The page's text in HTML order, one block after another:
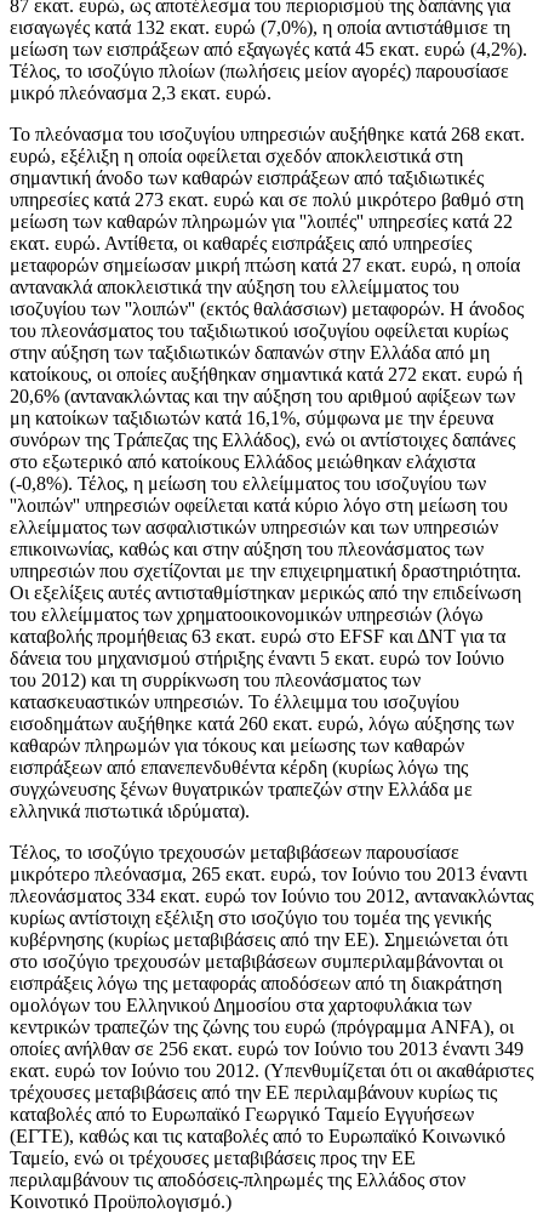
87 εκατ. ευρώ, ως αποτέλεσμα του περιορισμού της δαπάνης για
εισαγωγές κατά 132 εκατ. ευρώ (7,0%), η οποία αντιστάθμισε τη
μείωση των εισπράξεων από εξαγωγές κατά 45 εκατ. ευρώ (4,2%).
Τέλος, το ισοζύγιο πλοίων (πωλήσεις μείον αγορές) παρουσίασε
μικρό πλεόνασμα 2,3 εκατ. ευρώ.
Το πλεόνασμα του ισοζυγίου υπηρεσιών αυξήθηκε κατά 268 εκατ.
ευρώ, εξέλιξη η οποία οφείλεται σχεδόν αποκλειστικά στη
σημαντική άνοδο των καθαρών εισπράξεων από ταξιδιωτικές
υπηρεσίες κατά 273 εκατ. ευρώ και σε πολύ μικρότερο βαθμό στη
μείωση των καθαρών πληρωμών για ''λοιπές'' υπηρεσίες κατά 22
εκατ. ευρώ. Αντίθετα, οι καθαρές εισπράξεις από υπηρεσίες
μεταφορών σημείωσαν μικρή πτώση κατά 27 εκατ. ευρώ, η οποία
αντανακλά αποκλειστικά την αύξηση του ελλείμματος του
ισοζυγίου των ''λοιπών'' (εκτός θαλάσσιων) μεταφορών. Η άνοδος
του πλεονάσματος του ταξιδιωτικού ισοζυγίου οφείλεται κυρίως
στην αύξηση των ταξιδιωτικών δαπανών στην Ελλάδα από μη
κατοίκους, οι οποίες αυξήθηκαν σημαντικά κατά 272 εκατ. ευρώ ή
20,6% (αντανακλώντας και την αύξηση του αριθμού αφίξεων των
μη κατοίκων ταξιδιωτών κατά 16,1%, σύμφωνα με την έρευνα
συνόρων της Τράπεζας της Ελλάδος), ενώ οι αντίστοιχες δαπάνες
στο εξωτερικό από κατοίκους Ελλάδος μειώθηκαν ελάχιστα
(-0,8%). Τέλος, η μείωση του ελλείμματος του ισοζυγίου των
''λοιπών'' υπηρεσιών οφείλεται κατά κύριο λόγο στη μείωση του
ελλείμματος των ασφαλιστικών υπηρεσιών και των υπηρεσιών
επικοινωνίας, καθώς και στην αύξηση του πλεονάσματος των
υπηρεσιών που σχετίζονται με την επιχειρηματική δραστηριότητα.
Οι εξελίξεις αυτές αντισταθμίστηκαν μερικώς από την επιδείνωση
του ελλείμματος των χρηματοοικονομικών υπηρεσιών (λόγω
καταβολής προμήθειας 63 εκατ. ευρώ στο EFSF και ΔΝΤ για τα
δάνεια του μηχανισμού στήριξης έναντι 5 εκατ. ευρώ τον Ιούνιο
του 2012) και τη συρρίκνωση του πλεονάσματος των
κατασκευαστικών υπηρεσιών. Το έλλειμμα του ισοζυγίου
εισοδημάτων αυξήθηκε κατά 260 εκατ. ευρώ, λόγω αύξησης των
καθαρών πληρωμών για τόκους και μείωσης των καθαρών
εισπράξεων από επανεπενδυθέντα κέρδη (κυρίως λόγω της
συγχώνευσης ξένων θυγατρικών τραπεζών στην Ελλάδα με
ελληνικά πιστωτικά ιδρύματα).
Τέλος, το ισοζύγιο τρεχουσών μεταβιβάσεων παρουσίασε
μικρότερο πλεόνασμα, 265 εκατ. ευρώ, τον Ιούνιο του 2013 έναντι
πλεονάσματος 334 εκατ. ευρώ τον Ιούνιο του 2012, αντανακλώντας
κυρίως αντίστοιχη εξέλιξη στο ισοζύγιο του τομέα της γενικής
κυβέρνησης (κυρίως μεταβιβάσεις από την ΕΕ). Σημειώνεται ότι
στο ισοζύγιο τρεχουσών μεταβιβάσεων συμπεριλαμβάνονται οι
εισπράξεις λόγω της μεταφοράς αποδόσεων από τη διακράτηση
ομολόγων του Ελληνικού Δημοσίου στα χαρτοφυλάκια των
κεντρικών τραπεζών της ζώνης του ευρώ (πρόγραμμα ANFA), οι
οποίες ανήλθαν σε 256 εκατ. ευρώ τον Ιούνιο του 2013 έναντι 349
εκατ. ευρώ τον Ιούνιο του 2012. (Υπενθυμίζεται ότι οι ακαθάριστες
τρέχουσες μεταβιβάσεις από την ΕΕ περιλαμβάνουν κυρίως τις
καταβολές από το Ευρωπαϊκό Γεωργικό Ταμείο Εγγυήσεων
(ΕΓΤΕ), καθώς και τις καταβολές από το Ευρωπαϊκό Κοινωνικό
Ταμείο, ενώ οι τρέχουσες μεταβιβάσεις προς την ΕΕ
περιλαμβάνουν τις αποδόσεις-πληρωμές της Ελλάδος στον
Κοινοτικό Προϋπολογισμό.)